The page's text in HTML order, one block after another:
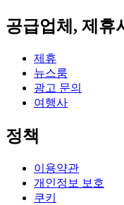
공급업체, 제휴
제휴
뉴스룸
광고 문의
여행사
정책
이용약관
개인정보 보호
쿠키